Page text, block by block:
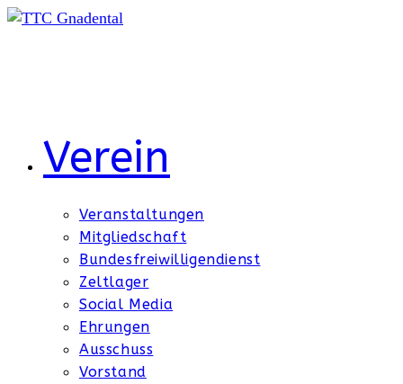
Zum
Verein
Veranstaltungen
Mitgliedschaft
Bundesfreiwilligendienst
Zeltlager
Social Media
Ehrungen
Ausschuss
Vorstand